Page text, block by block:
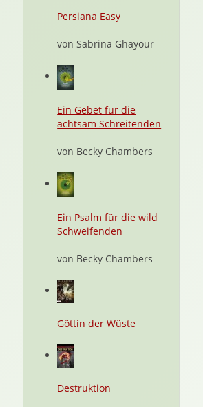
Persiana Easy
von Sabrina Ghayour
Ein Gebet für die
achtsam Schreitenden
von Becky Chambers
Ein Psalm für die wild
Schweifenden
von Becky Chambers
Göttin der Wüste
Destruktion